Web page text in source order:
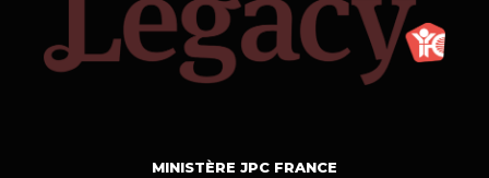
MINISTÈRE JPC FRANCE